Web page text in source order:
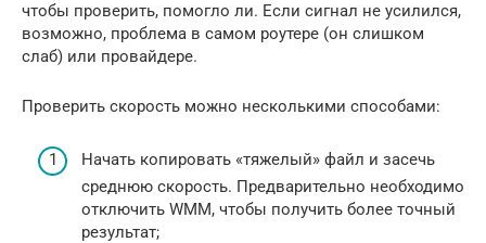
чтобы проверить, помогло ли. Если сигнал не усилился,
возможно, проблема в самом роутере (он слишком
слаб) или провайдере.
Проверить скорость можно несколькими способами:
Начать копировать «тяжелый» файл и засечь
среднюю скорость. Предварительно необходимо
отключить WMM, чтобы получить более точный
результат;